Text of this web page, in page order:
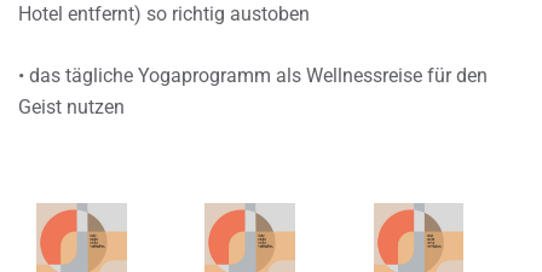
Hotel entfernt) so richtig austoben
• das tägliche Yogaprogramm als Wellnessreise für den
Geist nutzen